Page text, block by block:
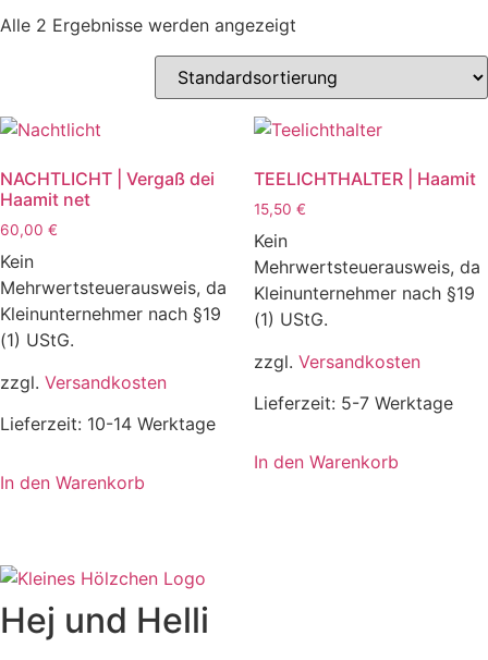
Alle 2 Ergebnisse werden angezeigt
NACHTLICHT | Vergaß dei
Haamit net
60,00 €
Kein
Mehrwertsteuerausweis, da
Kleinunternehmer nach §19
(1) UStG.
zzgl. Versandkosten
Lieferzeit: 10-14 Werktage
In den Warenkorb
TEELICHTHALTER | Haamit
15,50 €
Kein
Mehrwertsteuerausweis, da
Kleinunternehmer nach §19
(1) UStG.
zzgl. Versandkosten
Lieferzeit: 5-7 Werktage
In den Warenkorb
Hej und Helli